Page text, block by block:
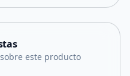
este producto